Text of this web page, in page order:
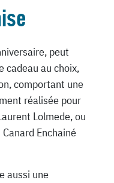
peut
cadeau au choix,
comportant une
réalisée pour
Lolmede, ou
Enchainé
aussi une